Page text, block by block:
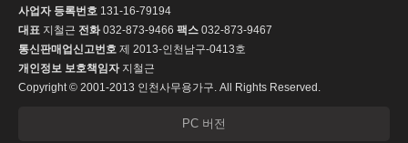
사업자 등록번호 131-16-79194
대표 지철근 전화032-873-9466 팩스 032-873-9467
통신판매업신고번호 제 2013-인천남구-0413호
개인정보 보호책임자지철근
Copyright © 2001-2013 인천사무용가구. All Rights Reserved.
PC 버전